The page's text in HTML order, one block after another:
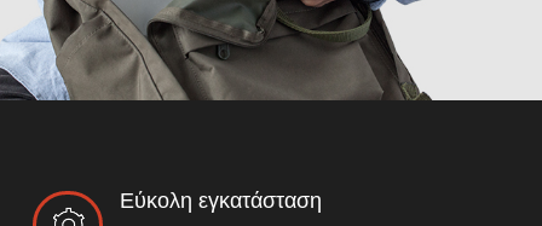
Εύκολη εγκατάσταση